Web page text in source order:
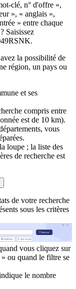
clé, n° d'offre »,
», « anglais »,
» entre chaque
Saisissez
la possibilité de
région, un pays ou
et ses
compris entre
est de 10 km).
vous
loupe ; la liste des
de recherche est
de votre recherche
sous les critères
vous cliquez sur
ou quand le filtre se
le nombre